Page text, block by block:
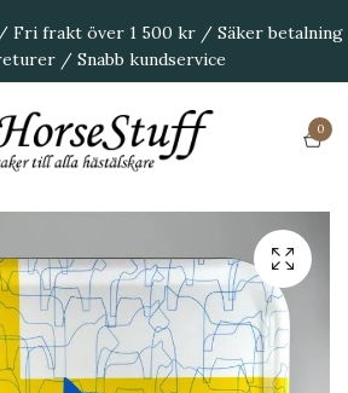
Fri frakt över 1 500 kr / Säker betalning
/ Snabb kundservice
0